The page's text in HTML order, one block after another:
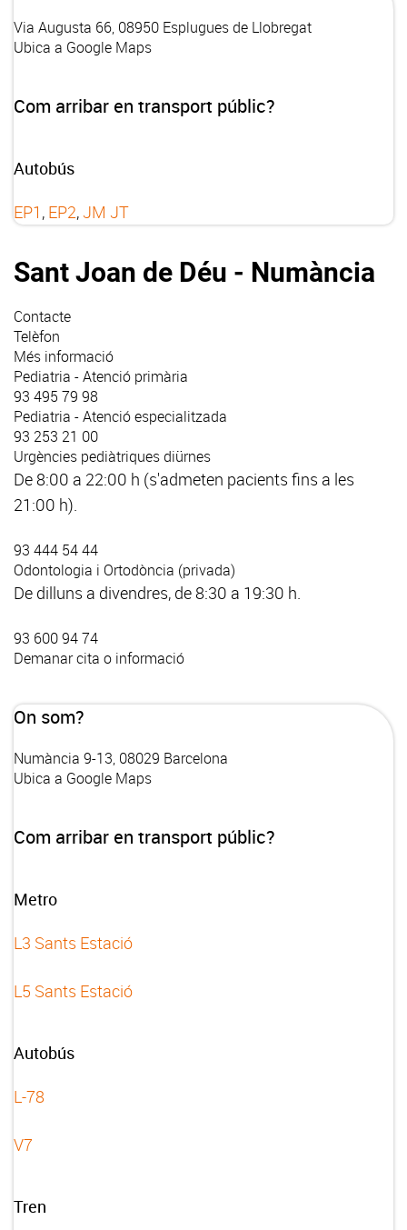
Via Augusta 66, 08950 Esplugues de Llobregat
Ubica a Google Maps
Com arribar en transport públic?
Autobús
EP1 , EP2,JM JT
Sant Joan de Déu - Numància
Contacte
Telèfon
Més informació
Pediatria - Atenció primària
93 495 79 98
Pediatria - Atenció especialitzada
93 253 21 00
Urgències pediàtriques diürnes
De 8:00 a 22:00 h (s'admeten pacients fins a les
21:00 h).
93 444 54 44
Odontologia i Ortodòncia (privada)
De dilluns a divendres, de 8:30 a 19:30 h.
93 600 94 74
Demanar cita o informació
On som?
Numància 9-13, 08029 Barcelona
Ubica a Google Maps
Com arribar en transport públic?
Metro
L3 Sants Estació
L5 Sants Estació
Autobús
L-78
V7
Tren